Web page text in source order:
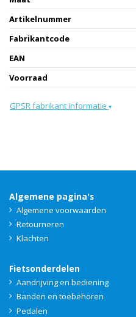
Artikelnummer
Fabrikantcode
EAN
Voorraad
GPSR fabrikant informatie ▾
Algemene pagina's
Algemene voorwaarden
Retourneren
Klachten
Fietsonderdelen
Aandrijving en bediening
Banden en toebehoren
Pedalen